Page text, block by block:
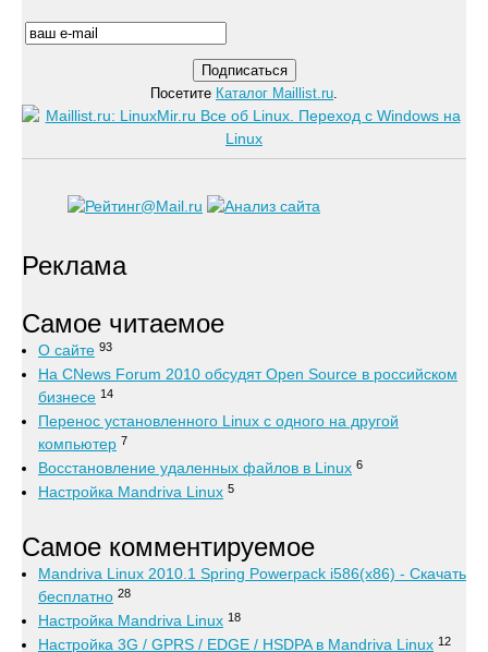
Посетите Каталог Maillist.ru.
Реклама
Самое читаемое
О сайте 93
На CNews Forum 2010 обсудят Open Source в российском
бизнесе 14
Перенос установленного Linux с одного на другой
компьютер 7
Восстановление удаленных файлов в Linux 6
Настройка Mandriva Linux 5
Самое комментируемое
Mandriva Linux 2010.1 Spring Powerpack i586(x86) - Скачать
бесплатно 28
Настройка Mandriva Linux 18
Настройка 3G / GPRS / EDGE / HSDPA в Mandriva Linux 12